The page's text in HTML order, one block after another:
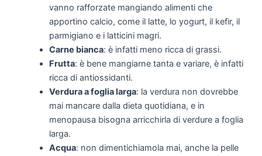
vanno rafforzate mangiando alimenti che
apportino calcio, come il latte, lo yogurt, il kefir, il
parmigiano e i latticini magri.
Carne bianca: è infatti meno ricca di grassi.
Frutta: è bene mangiarne tanta e variare, è infatti
ricca di antiossidanti.
Verdura a foglia larga: la verdura non dovrebbe
mai mancare dalla dieta quotidiana, e in
menopausa bisogna arricchirla di verdure a foglia
larga.
Acqua: non dimentichiamola mai, anche la pelle